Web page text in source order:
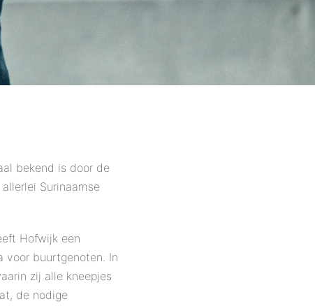
bekend is door de
Surinaamse
Hofwijk een
voor buurtgenoten. In
zij alle kneepjes
de nodige